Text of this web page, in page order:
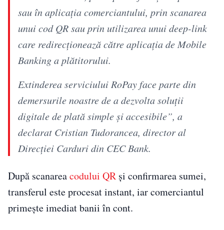
sau în aplicația comerciantului, prin scanarea
unui cod QR sau prin utilizarea unui deep-link
care redirecționează către aplicația de Mobile
Banking a plătitorului.
Extinderea serviciului RoPay face parte din
demersurile noastre de a dezvolta soluții
digitale de plată simple și accesibile”, a
declarat Cristian Tudorancea, director al
Direcției Carduri din CEC Bank.
După scanareacodului QR și confirmarea sumei,
transferul este procesat instant, iar comerciantul
primește imediat banii în cont.